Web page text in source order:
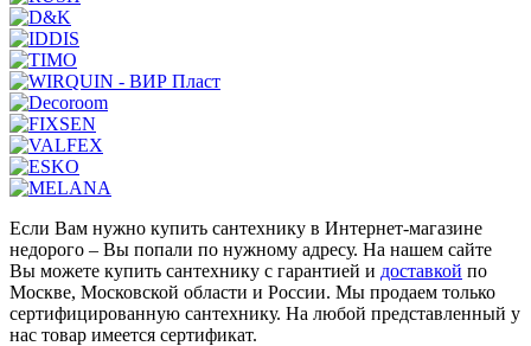
Если Вам нужно купить сантехнику в Интернет-магазине
недорого – Вы попали по нужному адресу. На нашем сайте
Вы можете купить сантехнику с гарантией и доставкой по
Москве, Московской области и России. Мы продаем только
сертифицированную сантехнику. На любой представленный у
нас товар имеется сертификат.